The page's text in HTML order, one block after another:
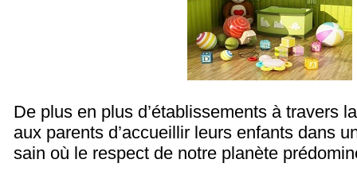
De plus en plus d’établissements à travers
aux parents d’accueillir leurs enfants dans
sain où le respect de notre planète